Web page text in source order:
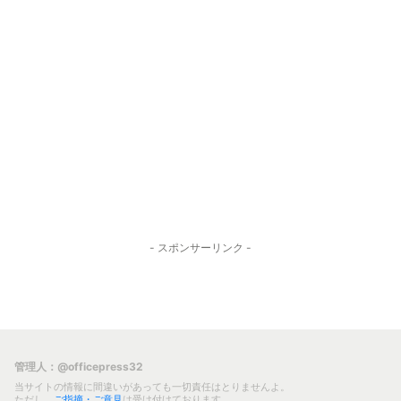
- スポンサーリンク -
管理人：@officepress32
当サイトの情報に間違いがあっても一切責任はとりませんよ。